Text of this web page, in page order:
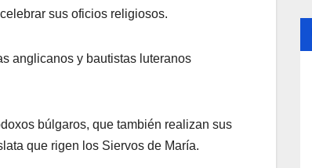
sus oficios religiosos.
anglicanos y bautistas luteranos
búlgaros, que también realizan sus
que rigen los Siervos de María.